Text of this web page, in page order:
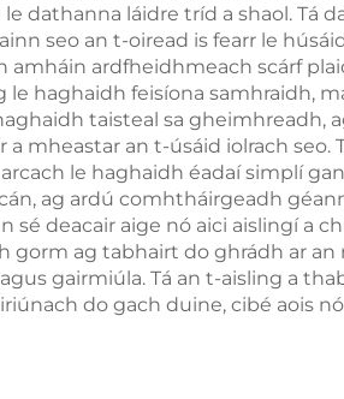
dathanna láidre tríd a shaol. Tá
seo an t-oiread is fearr le
ardfheidhmeach scárf
haghaidh feisíona samhraidh,
taisteal sa gheimhreadh,
mheastar an t-úsáid iolrach seo.
le haghaidh éadaí simplí
ag ardú comhtháirgeadh
deacair aige nó aici aislingí a
gorm ag tabhairt do ghrádh ar
gairmiúla. Tá an t-aisling a
do gach duine, cibé aois